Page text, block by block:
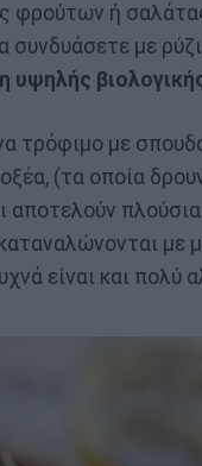
φρούτων ή
συνδυάσετε με
υψηλής
τρόφιμο με
(τα οποία
αποτελούν
με
είναι και πολύ